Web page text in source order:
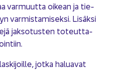
var­muut­ta oi­kean ja tie­
var­mis­ta­mi­sek­si. Li­säk­si
jak­so­tus­ten to­teut­ta­
jotka ha­lua­vat